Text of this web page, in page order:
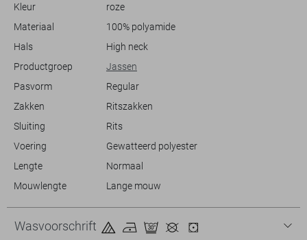
struint of een frisse herfstwandeling maakt, deze jas biedt jou de
Meer informatie:
Kleur
roze
Materiaal
100% polyamide
Hals
High neck
Productgroep
Jassen
Pasvorm
Regular
Zakken
Ritszakken
Sluiting
Rits
Voering
Gewatteerd polyester
Lengte
Normaal
Mouwlengte
Lange mouw
Wasvoorschrift